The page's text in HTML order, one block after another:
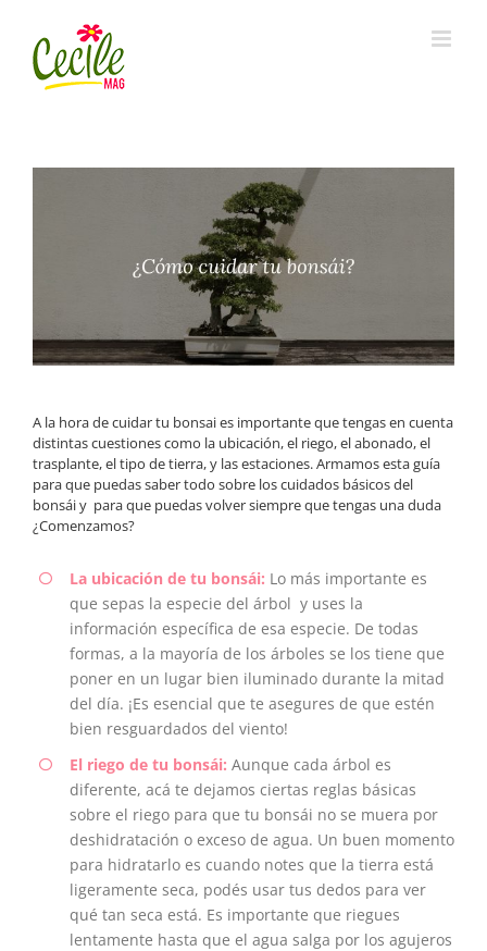
content
A la hora de cuidar tu bonsai es importante que tengas en cuenta
distintas cuestiones como la ubicación, el riego, el abonado, el
trasplante, el tipo de tierra, y las estaciones. Armamos esta guía
para que puedas saber todo sobre los cuidados básicos del
bonsái y para que puedas volver siempre que tengas una duda
¿Comenzamos?
La ubicación de tu bonsái: Lo más importante es
que sepas la especie del árbol y uses la
información específica de esa especie. De todas
formas, a la mayoría de los árboles se los tiene que
poner en un lugar bien iluminado durante la mitad
del día. ¡Es esencial que te asegures de que estén
bien resguardados del viento!
El riego de tu bonsái: Aunque cada árbol es
diferente, acá te dejamos ciertas reglas básicas
sobre el riego para que tu bonsái no se muera por
deshidratación o exceso de agua. Un buen momento
para hidratarlo es cuando notes que la tierra está
ligeramente seca, podés usar tus dedos para ver
qué tan seca está. Es importante que riegues
lentamente hasta que el agua salga por los agujeros